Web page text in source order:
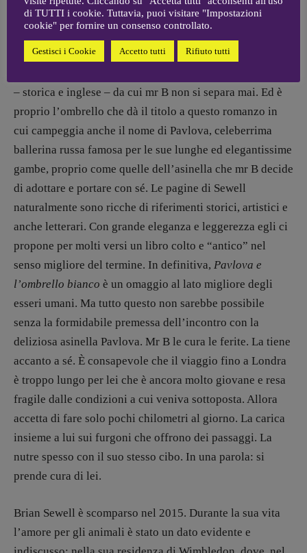
mondo debba e possa parlare inglese e che, in definitiva,
– storica e inglese – da cui mr B non si separa mai. Ed è
proprio l’ombrello che dà il titolo a questo romanzo in
cui campeggia anche il nome di Pavlova, celeberrima
ballerina russa famosa per le sue lunghe ed elegantissime
gambe, proprio come quelle dell’asinella che mr B decide
di adottare e portare con sé. Le pagine di Sewell
naturalmente sono ricche di riferimenti storici, artistici e
anche letterari. Con grande eleganza e leggerezza egli ci
propone per molti versi un libro colto e “antico” nel
senso migliore del termine. In definitiva, Pavlova e
l’ombrello bianco è un omaggio al lato migliore degli
esseri umani. Ma tutto questo non sarebbe possibile
senza la formidabile premessa dell’incontro con la
deliziosa asinella Pavlova. Mr B le cura le ferite. La tiene
accanto a sé. È consapevole che il viaggio fino a Londra
è troppo lungo per lei che è ancora molto giovane e resa
fragile dalle condizioni a cui veniva sottoposta. Allora
accetta di fare solo pochi chilometri al giorno. La carica
insieme a lui sui furgoni che offrono dei passaggi. La
nutre spesso con il suo stesso cibo. In una parola: si
prende cura di lei.
Brian Sewell è scomparso nel 2015. Durante la sua vita
l’amore per gli animali è stato un dato evidente e
di TUTTI i cookie. Tuttavia, puoi visitare "Impostazioni
cookie" per fornire un consenso controllato.
Gestisci i Cookie Accetto tutti Rifiuto tutti